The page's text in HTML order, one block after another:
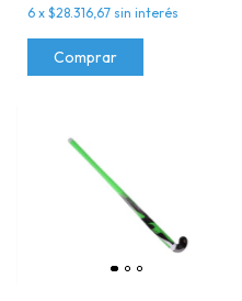
6 x $28.316,67 sin interés
Comprar